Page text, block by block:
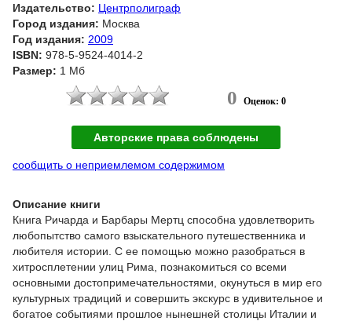
Издательство: Центрполиграф
Город издания: Москва
Год издания: 2009
ISBN: 978-5-9524-4014-2
Размер: 1 Мб
0 Оценок: 0
Авторские права соблюдены
сообщить о неприемлемом содержимом
Описание книги
Книга Ричарда и Барбары Мертц способна удовлетворить
любопытство самого взыскательного путешественника и
любителя истории. С ее помощью можно разобраться в
хитросплетении улиц Рима, познакомиться со всеми
основными достопримечательностями, окунуться в мир его
культурных традиций и совершить экскурс в удивительное и
богатое событиями прошлое нынешней столицы Италии и